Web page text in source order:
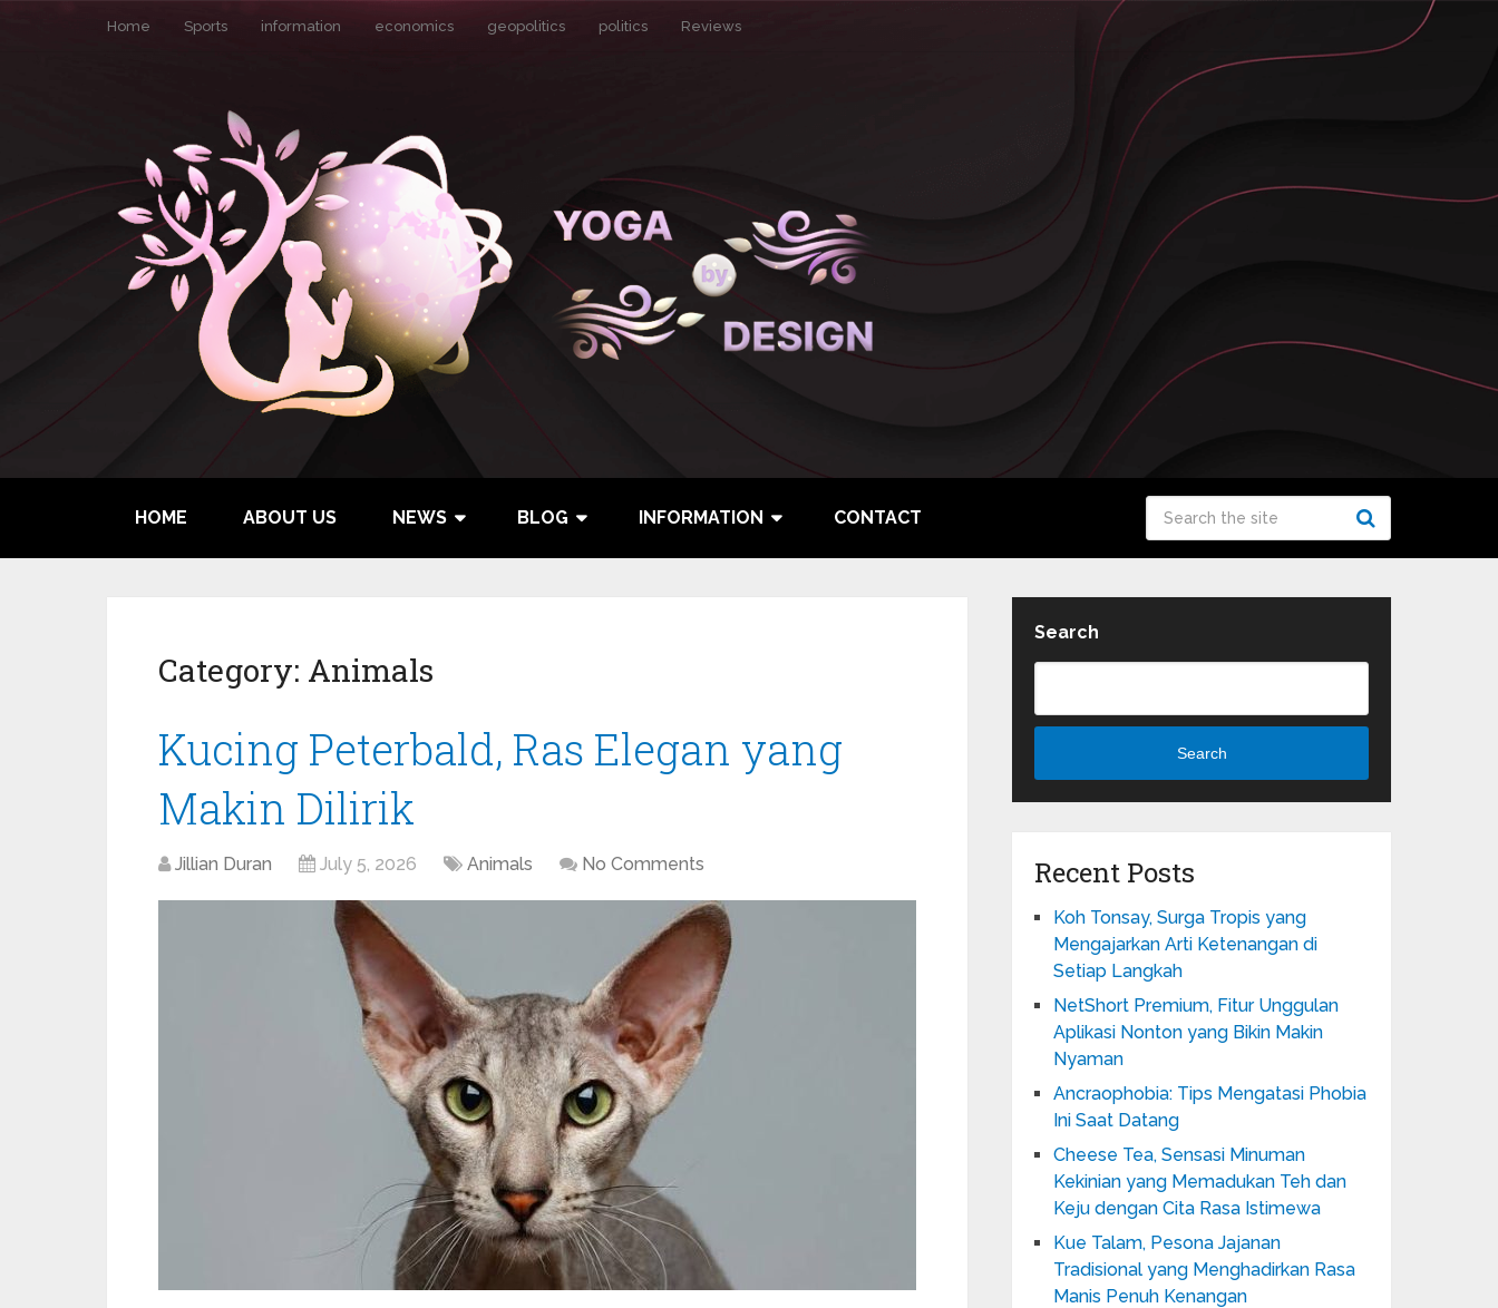
Home Sports information economics geopolitics politics Reviews
HOME ABOUT US NEWS BLOG INFORMATION CONTACT
Category: Animals
Kucing Peterbald, Ras Elegan yang
Makin Dilirik
Jillian Duran July 5, 2026 Animals No Comments
Search
Search
Recent Posts
Koh Tonsay, Surga Tropis yang
Mengajarkan Arti Ketenangan di
Setiap Langkah
NetShort Premium, Fitur Unggulan
Aplikasi Nonton yang Bikin Makin
Nyaman
Ancraophobia: Tips Mengatasi Phobia
Ini Saat Datang
Cheese Tea, Sensasi Minuman
Kekinian yang Memadukan Teh dan
Keju dengan Cita Rasa Istimewa
Kue Talam, Pesona Jajanan
Tradisional yang Menghadirkan Rasa
Manis Penuh Kenangan